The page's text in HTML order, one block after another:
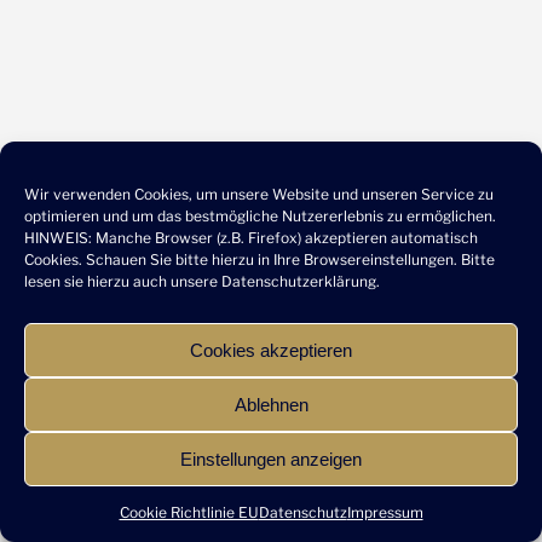
Wir verwenden Cookies, um unsere Website und unseren Service zu
optimieren und um das bestmögliche Nutzererlebnis zu ermöglichen.
HINWEIS: Manche Browser (z.B. Firefox) akzeptieren automatisch
Cookies. Schauen Sie bitte hierzu in Ihre Browsereinstellungen. Bitte
lesen sie hierzu auch unsere Datenschutzerklärung.
Cookies akzeptieren
Ablehnen
Einstellungen anzeigen
Cookie Richtlinie EUDatenschutzImpressum